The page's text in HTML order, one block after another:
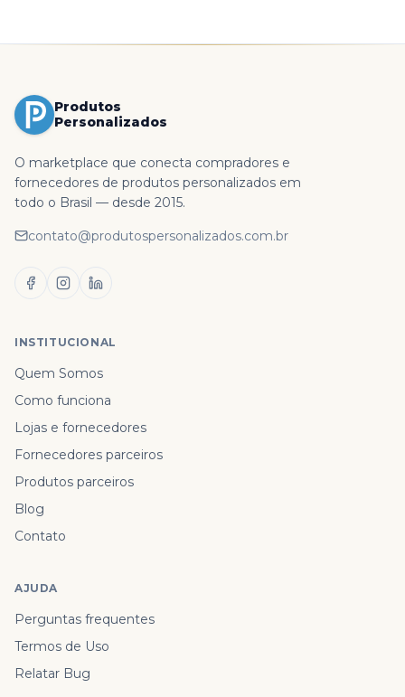
Produtos
Personalizados
O marketplace que conecta compradores e
fornecedores de produtos personalizados em
todo o Brasil — desde 2015.
contato@produtospersonalizados.com.br
INSTITUCIONAL
Quem Somos
Como funciona
Lojas e fornecedores
Fornecedores parceiros
Produtos parceiros
Blog
Contato
AJUDA
Perguntas frequentes
Termos de Uso
Relatar Bug